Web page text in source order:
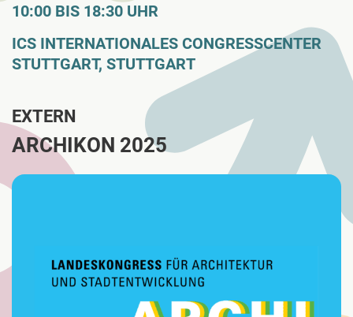
10:00 BIS 18:30 UHR
ICS INTERNATIONALES CONGRESSCENTER
STUTTGART, STUTTGART
EXTERN
ARCHIKON 2025